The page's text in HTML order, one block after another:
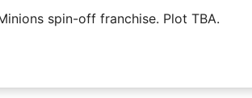
spin-off franchise. Plot TBA.